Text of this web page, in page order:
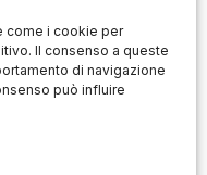
come i cookie per
Il consenso a queste
di navigazione
può influire